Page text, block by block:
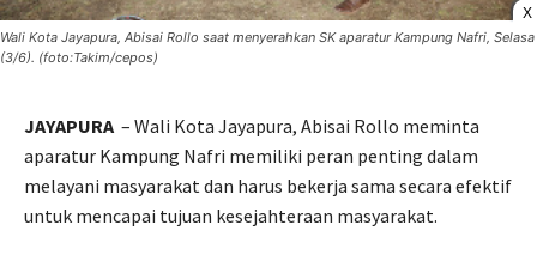
X
Wali Kota Jayapura, Abisai Rollo saat menyerahkan SK aparatur Kampung Nafri, Selasa
(3/6). (foto:Takim/cepos)
JAYAPURA – Wali Kota Jayapura, Abisai Rollo meminta
aparatur Kampung Nafri memiliki peran penting dalam
melayani masyarakat dan harus bekerja sama secara efektif
untuk mencapai tujuan kesejahteraan masyarakat.